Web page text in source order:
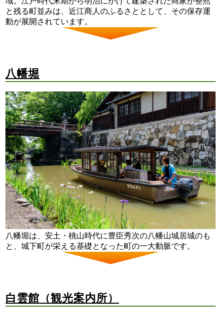
と残る町並みは、近江商人のふるさととして、その保存運
動が展開されています。
八幡堀
八幡堀は、安土・桃山時代に豊臣秀次の八幡山城居城のも
と、城下町が栄える基礎となった町の一大動脈です。
白雲館（観光案内所）